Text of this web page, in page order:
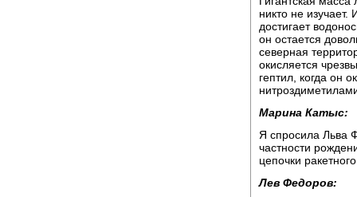
никто не
достигает
он остается
северная
окисляется
гептил, когда он
Марина Катыс:
Я спросила Льва
частности
цепочки
Лев Федоров: